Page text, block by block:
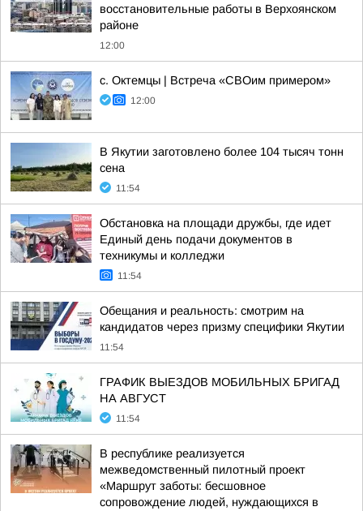
восстановительные работы в Верхоянском
районе
12:00
с. Октемцы | Встреча «СВОим примером»
12:00
В Якутии заготовлено более 104 тысяч тонн
сена
11:54
Обстановка на площади дружбы, где идет
Единый день подачи документов в
техникумы и колледжи
11:54
Обещания и реальность: смотрим на
кандидатов через призму специфики Якутии
11:54
ГРАФИК ВЫЕЗДОВ МОБИЛЬНЫХ БРИГАД
НА АВГУСТ
11:54
В республике реализуется
межведомственный пилотный проект
«Маршрут заботы: бесшовное
сопровождение людей, нуждающихся в